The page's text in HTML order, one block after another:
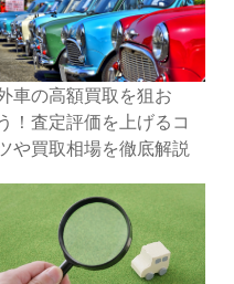
車の高額買取を狙お
う！査定評価を上げるコ
や買取相場を徹底解説